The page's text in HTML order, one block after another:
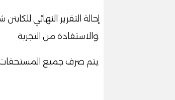
إحالة التقرير النهائي
والاستفادة من التجربة
يتم صرف جميع المستحقات